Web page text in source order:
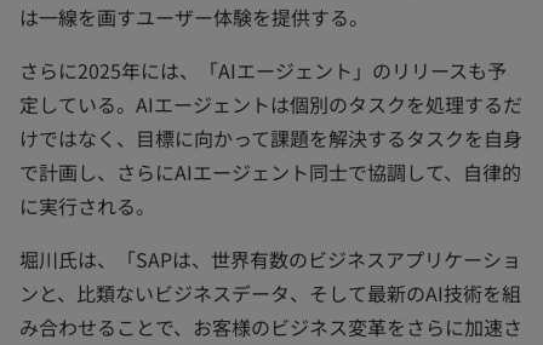
は一線を画すユーザー体験を提供する。
さらに2025年には、「AIエージェント」のリリースも予
定している。AIエージェントは個別のタスクを処理するだ
けではなく、目標に向かって課題を解決するタスクを自身
で計画し、さらにAIエージェント同士で協調して、自律的
に実行される。
堀川氏は、「SAPは、世界有数のビジネスアプリケーショ
ンと、比類ないビジネスデータ、そして最新のAI技術を組
み合わせることで、お客様のビジネス変革をさらに加速さ